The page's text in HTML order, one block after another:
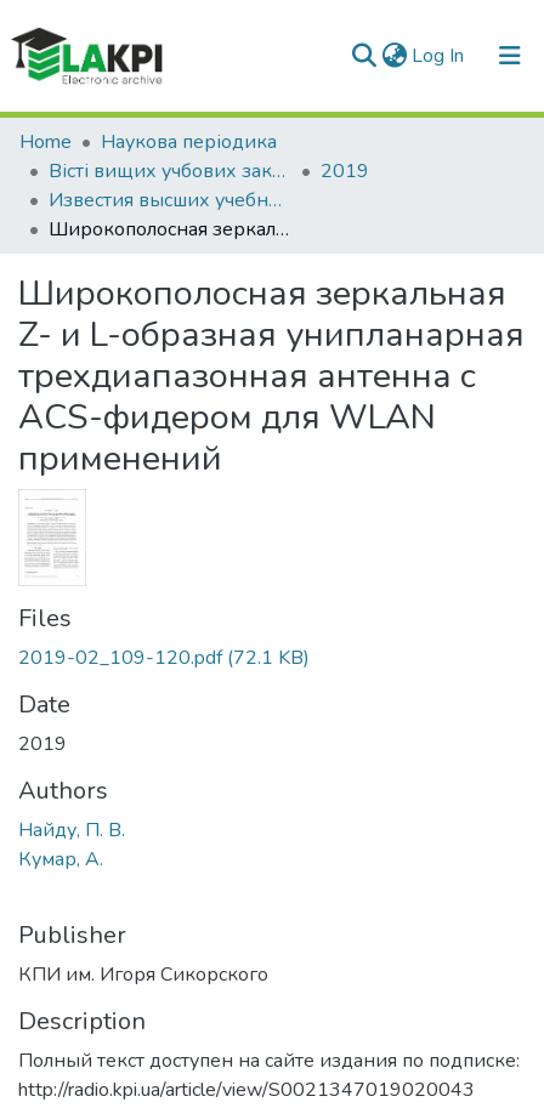
Log In (current)
Communities & Collections
All of DSpace
Statistics
Home
Наукова періодика
Вісті вищих учбових закладів. Радіоелектроніка
2019
Известия высших учебных заведений. Радиоэлектроника, Т. 62, № 2 (680)
Широкополосная зеркальная Z- и L-образная унипланарная трехдиапазонная антенна с ACS-фидером для WLAN применений
Широкополосная зеркальная
Z- и L-образная унипланарная
трехдиапазонная антенна с
ACS-фидером для WLAN
применений
Files
2019-02_109-120.pdf(72.1 KB)
Date
2019
Authors
Найду, П. В.
Кумар, А.
Publisher
КПИ им. Игоря Сикорского
Description
Полный текст доступен на сайте издания по подписке:
http://radio.kpi.ua/article/view/S0021347019020043